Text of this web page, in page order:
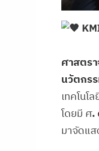
ศาสตร
นวัตกร
เทคโน
โดยมี ศ.
มาจัดแ